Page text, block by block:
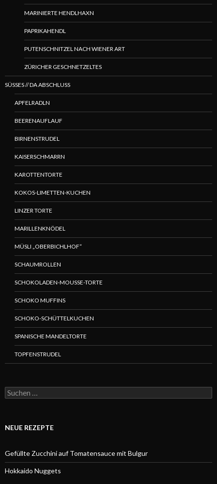
MARINIERTE HENDLHAXN
PAPRIKAHENDL
PUTENSCHNITZEL NACH WIENER ART
ZÜRICHER GESCHNETZELTES
SÜSSES // DA ABSCHLUSS
APFELRADLN
BEERENAUFLAUF
BIRNENSTRUDEL
KAISERSCHMARRN
KAROTTENTORTE
KOKOS-LIMETTEN-KUCHEN
LINZER TORTE
MARILLENKNÖDEL
MÜSLI „OBERBICHLHOF“
SCHAUMROLLEN
SCHOKOLADEN-MOUSSE-TORTE
SCHOKO MUFFINS
SCHOKO-SCHÜTTELKUCHEN
SPANISCHE MANDELTORTE
TOPFENSTRUDEL
Suchen
nach:
NEUE REZEPTE
Gefüllte Zucchini auf Tomatensauce mit Bulgur
Hokkaido Nuggets